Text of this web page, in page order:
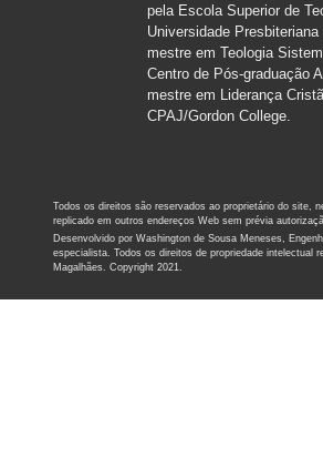
pela Escola Superior de
Universidade
mestre em Teologia
Centro de Pós-graduação
mestre em Liderança
CPAJ/Gordon College.
Todos os direitos são reservados ao proprietário do site,
replicado em outros endereços Web sem prévia
Desenvolvido por Washington de Sousa Meneses,
especialista. Todos os direitos de propriedade intelectual
Magalhães. Copyright 2021.